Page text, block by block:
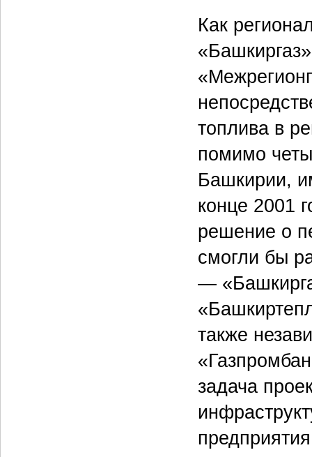
Как
топлива в
помимо
Башкирии,
конце 2001
решение о
смогли бы
—
также
задача